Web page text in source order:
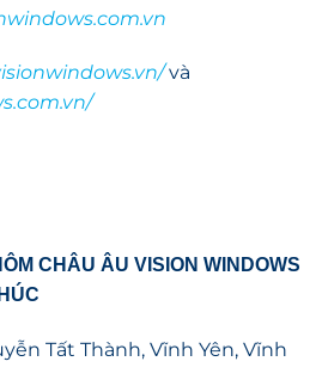
và
CHÂU ÂU VISION WINDOWS
Tất Thành, Vĩnh Yên, Vĩnh